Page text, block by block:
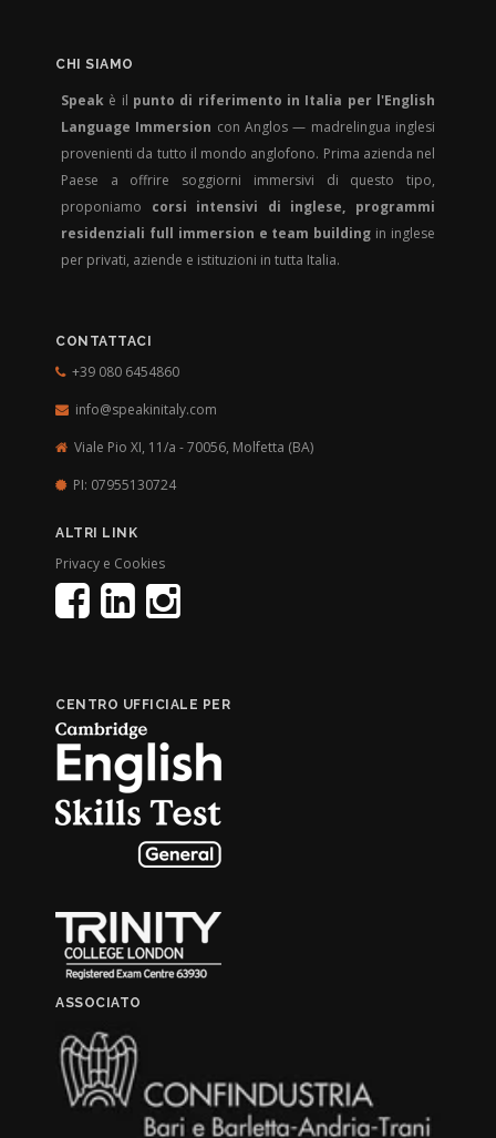
CHI SIAMO
Speak è il punto di riferimento in Italia per l'English
Language Immersion con Anglos — madrelingua inglesi
provenienti da tutto il mondo anglofono. Prima azienda nel
Paese a offrire soggiorni immersivi di questo tipo,
proponiamo corsi intensivi di inglese, programmi
residenziali full immersion e team building in inglese
per privati, aziende e istituzioni in tutta Italia.
CONTATTACI
+39 080 6454860
info@speakinitaly.com
Viale Pio XI, 11/a - 70056, Molfetta (BA)
PI: 07955130724
ALTRI LINK
Privacy e Cookies
CENTRO UFFICIALE PER
ASSOCIATO